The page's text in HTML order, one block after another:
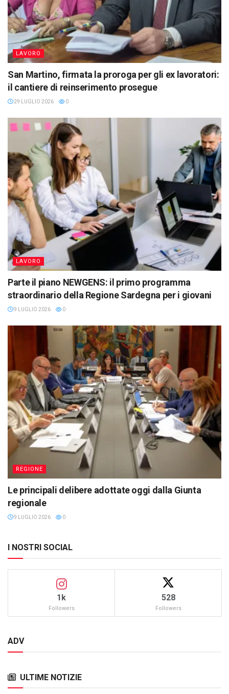
LAVORO
San Martino, firmata la proroga per gli ex lavoratori:
il cantiere di reinserimento prosegue
29 LUGLIO 2026 0
LAVORO
Parte il piano NEWGENS: il primo programma
straordinario della Regione Sardegna per i giovani
9 LUGLIO 2026 0
REGIONE
Le principali delibere adottate oggi dalla Giunta
regionale
9 LUGLIO 2026 0
I NOSTRI SOCIAL
1k
Followers
528
Followers
ADV
ULTIME NOTIZIE